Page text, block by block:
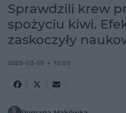
spożyciu kiwi. Efekty zaskoczyły
Sprawdzili krew
spożyciu kiwi.
zaskoczyły
2025-03-03 13:03